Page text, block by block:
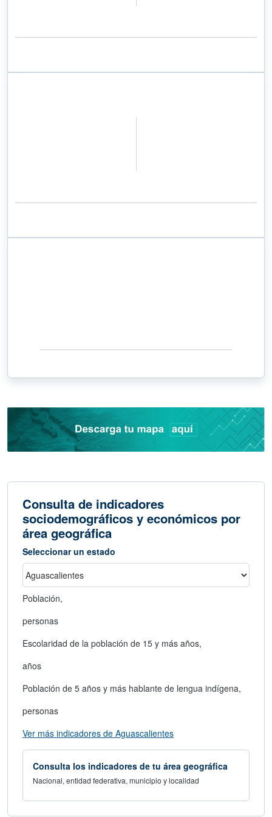
Consulta de indicadores
sociodemográficos y económicos por
área geográfica
Seleccionar un estado
Población,
personas
Escolaridad de la población de 15 y más años,
años
Población de 5 años y más hablante de lengua indígena,
personas
Ver más indicadores de Aguascalientesabre en nueva ventana
Consulta los indicadores de tu área geográfica
Nacional, entidad federativa, municipio y localidad